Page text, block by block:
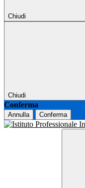
Chiudi
Chiudi
Conferma
Annulla Conferma